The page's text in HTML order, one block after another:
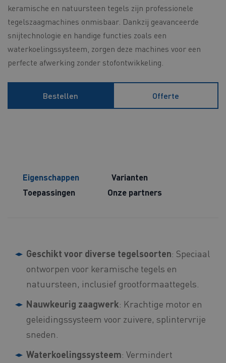
keramische en natuursteen tegels zijn professionele
tegelszaagmachines onmisbaar. Dankzij geavanceerde
snijtechnologie en handige functies zoals een
waterkoelingssysteem, zorgen deze machines voor een
perfecte afwerking zonder stofontwikkeling.
Bestellen Offerte
Eigenschappen
Varianten
Toepassingen
Onze partners
Geschikt voor diverse tegelsoorten: Speciaal
ontworpen voor keramische tegels en
natuursteen, inclusief grootformaattegels.
Nauwkeurig zaagwerk: Krachtige motor en
geleidingssysteem voor zuivere, splintervrije
sneden.
Waterkoelingssysteem: Vermindert